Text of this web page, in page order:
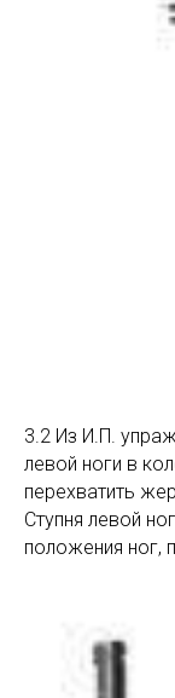
3.2 Из И.П.
левой ноги в
перехватить
Ступня левой
положения ног,